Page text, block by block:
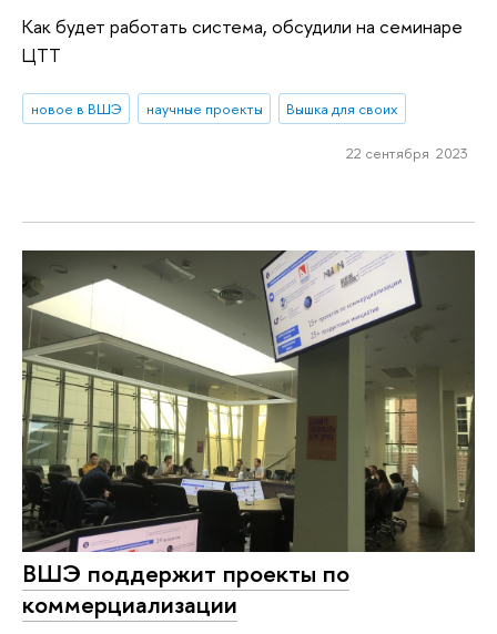
Как будет работать система, обсудили на семинаре
ЦТТ
новое в ВШЭ научные проекты Вышка для своих
22 сентября 2023
ВШЭ поддержит проекты по
коммерциализации